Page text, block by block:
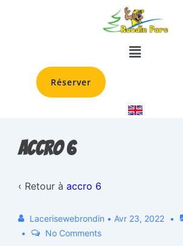
Réserver
accro 6
‹ Retour à accro 6
Lacerisewebrondin • Avr 23, 2022
No Comments